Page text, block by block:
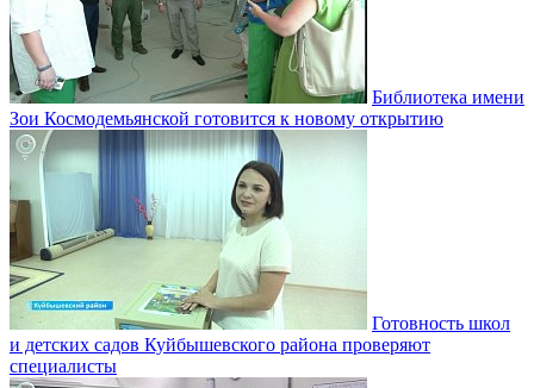
Библиотека имени
Зои Космодемьянской готовится к новому открытию
Готовность школ
и детских садов Куйбышевского района проверяют
специалисты